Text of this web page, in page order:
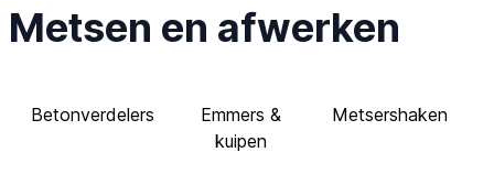
Metsen en afwerken
Betonverdelers
Emmers &
kuipen
Metsershaken